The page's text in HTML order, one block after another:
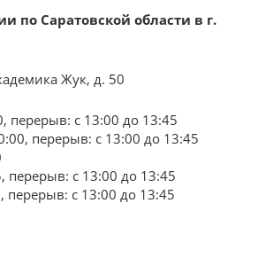
по Саратовской области в г.
Жук, д. 50
перерыв: с 13:00 до 13:45
перерыв: с 13:00 до 13:45
перерыв: с 13:00 до 13:45
перерыв: с 13:00 до 13:45